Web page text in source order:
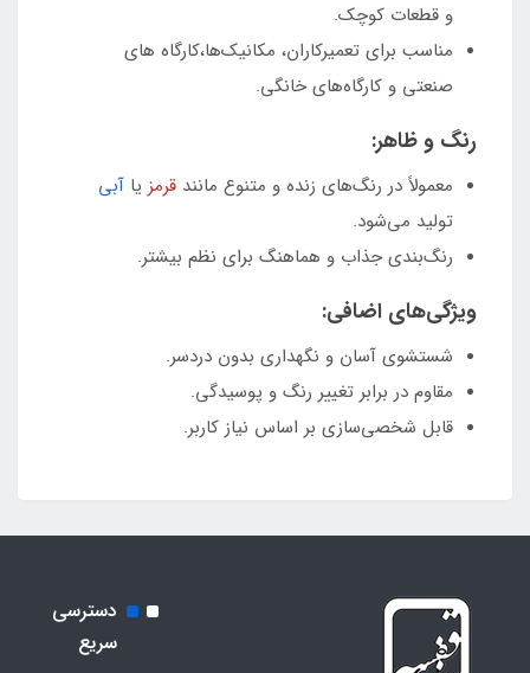
و قطعات کوچک.
مناسب برای تعمیرکاران، مکانیک‌ها،کارگاه های
صنعتی و کارگاه‌های خانگی.
رنگ و ظاهر:
معمولاً در رنگ‌های زنده و متنوع مانندقرمزیاآبی
تولید می‌شود.
رنگ‌بندی جذاب و هماهنگ برای نظم بیشتر.
ویژگی‌های اضافی:
شستشوی آسان و نگهداری بدون دردسر.
مقاوم در برابر تغییر رنگ و پوسیدگی.
قابل شخصی‌سازی بر اساس نیاز کاربر.
دسترسی
سریع